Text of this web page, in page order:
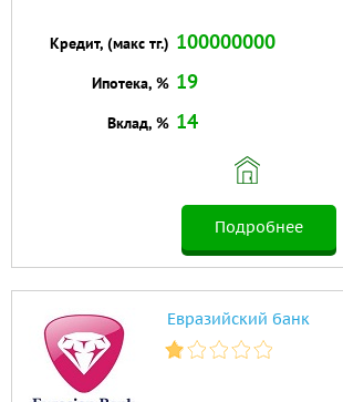
Подробнее
Кредит, (макс тг.) 100000000
Ипотека, % 19
Вклад, % 14
Евразийский банк